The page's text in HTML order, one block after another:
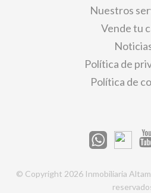
Nuestros
Vende tu
Política de
Política de
© Copyright 2026 Inmobiliaria